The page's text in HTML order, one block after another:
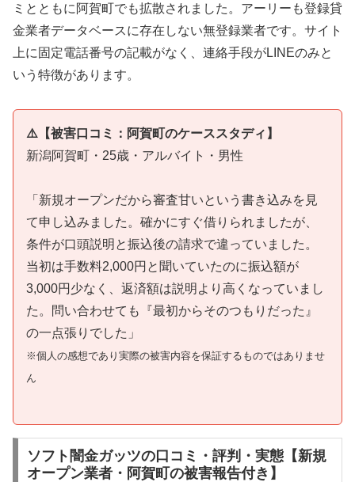
ミとともに阿賀町でも拡散されました。アーリーも登録貸
金業者データベースに存在しない無登録業者です。サイト
上に固定電話番号の記載がなく、連絡手段がLINEのみと
いう特徴があります。
⚠️【被害口コミ：阿賀町のケーススタディ】
新潟阿賀町・25歳・アルバイト・男性
「新規オープンだから審査甘いという書き込みを見
て申し込みました。確かにすぐ借りられましたが、
条件が口頭説明と振込後の請求で違っていました。
当初は手数料2,000円と聞いていたのに振込額が
3,000円少なく、返済額は説明より高くなっていまし
た。問い合わせても『最初からそのつもりだった』
の一点張りでした」
※個人の感想であり実際の被害内容を保証するものではありませ
ん
ソフト闇金ガッツの口コミ・評判・実態【新規
オープン業者・阿賀町の被害報告付き】